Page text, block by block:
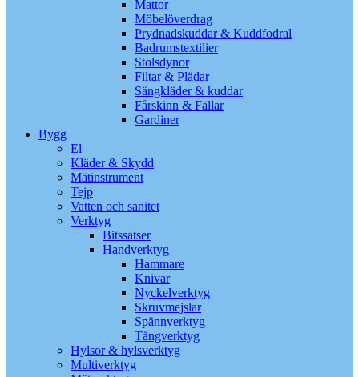
Mattor
Möbelöverdrag
Prydnadskuddar & Kuddfodral
Badrumstextilier
Stolsdynor
Filtar & Plädar
Sängkläder & kuddar
Fårskinn & Fällar
Gardiner
Bygg
El
Kläder & Skydd
Mätinstrument
Tejp
Vatten och sanitet
Verktyg
Bitssatser
Handverktyg
Hammare
Knivar
Nyckelverktyg
Skruvmejslar
Spännverktyg
Tångverktyg
Hylsor & hylsverktyg
Multiverktyg